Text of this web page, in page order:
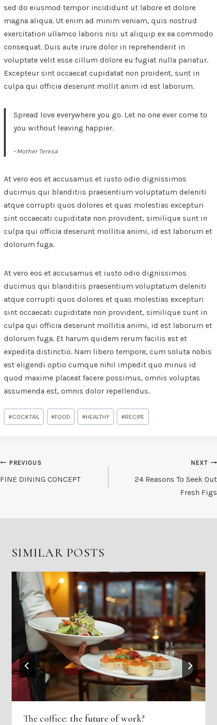
sed do eiusmod tempor incididunt ut labore et dolore
magna aliqua. Ut enim ad minim veniam, quis nostrud
exercitation ullamco laboris nisi ut aliquip ex ea commodo
consequat. Duis aute irure dolor in reprehenderit in
voluptate velit esse cillum dolore eu fugiat nulla pariatur.
Excepteur sint occaecat cupidatat non proident, sunt in
culpa qui officia deserunt mollit anim id est laborum.
Spread love everywhere you go. Let no one ever come to
you without leaving happier.
–Mother Teresa
At vero eos et accusamus et iusto odio dignissimos
ducimus qui blanditiis praesentium voluptatum deleniti
atque corrupti quos dolores et quas molestias excepturi
sint occaecati cupiditate non provident, similique sunt in
culpa qui officia deserunt mollitia animi, id est laborum et
dolorum fuga.
At vero eos et accusamus et iusto odio dignissimos
ducimus qui blanditiis praesentium voluptatum deleniti
atque corrupti quos dolores et quas molestias excepturi
sint occaecati cupiditate non provident, similique sunt in
culpa qui officia deserunt mollitia animi, id est laborum et
dolorum fuga. Et harum quidem rerum facilis est et
expedita distinctio. Nam libero tempore, cum soluta nobis
est eligendi optio cumque nihil impedit quo minus id
quod maxime placeat facere possimus, omnis voluptas
assumenda est, omnis dolor repellendus.
Post
Tags:
#COCKTAIL #FOOD #HEALTHY #RECIPE
POST
NAVIGATION
PREVIOUS
FINE DINING CONCEPT
NEXT
24 Reasons To Seek Out
Fresh Figs
SIMILAR POSTS
The coffice: the future of work?